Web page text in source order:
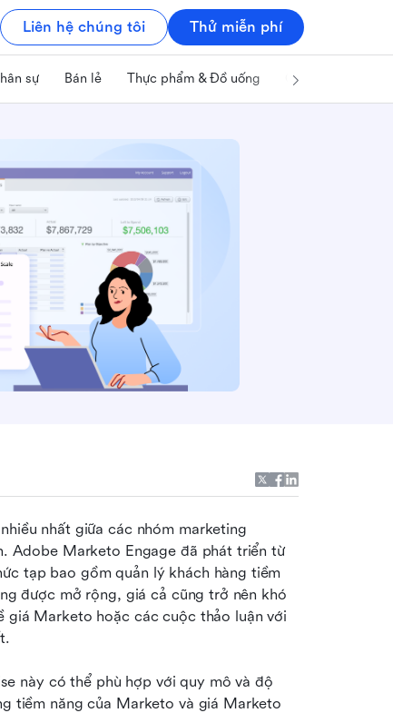
Liên hệ chúng tôi Thử miễn phí
sự Bán lẻ Thực phẩm & Đồ uống Công nghệ & IT
nhất giữa các nhóm marketing
Adobe Marketo Engage đã phát triển từ
tạp bao gồm quản lý khách hàng tiềm
được mở rộng, giá cả cũng trở nên khó
giá Marketo hoặc các cuộc thảo luận với
này có thể phù hợp với quy mô và độ
tiềm năng của Marketo và giá Marketo